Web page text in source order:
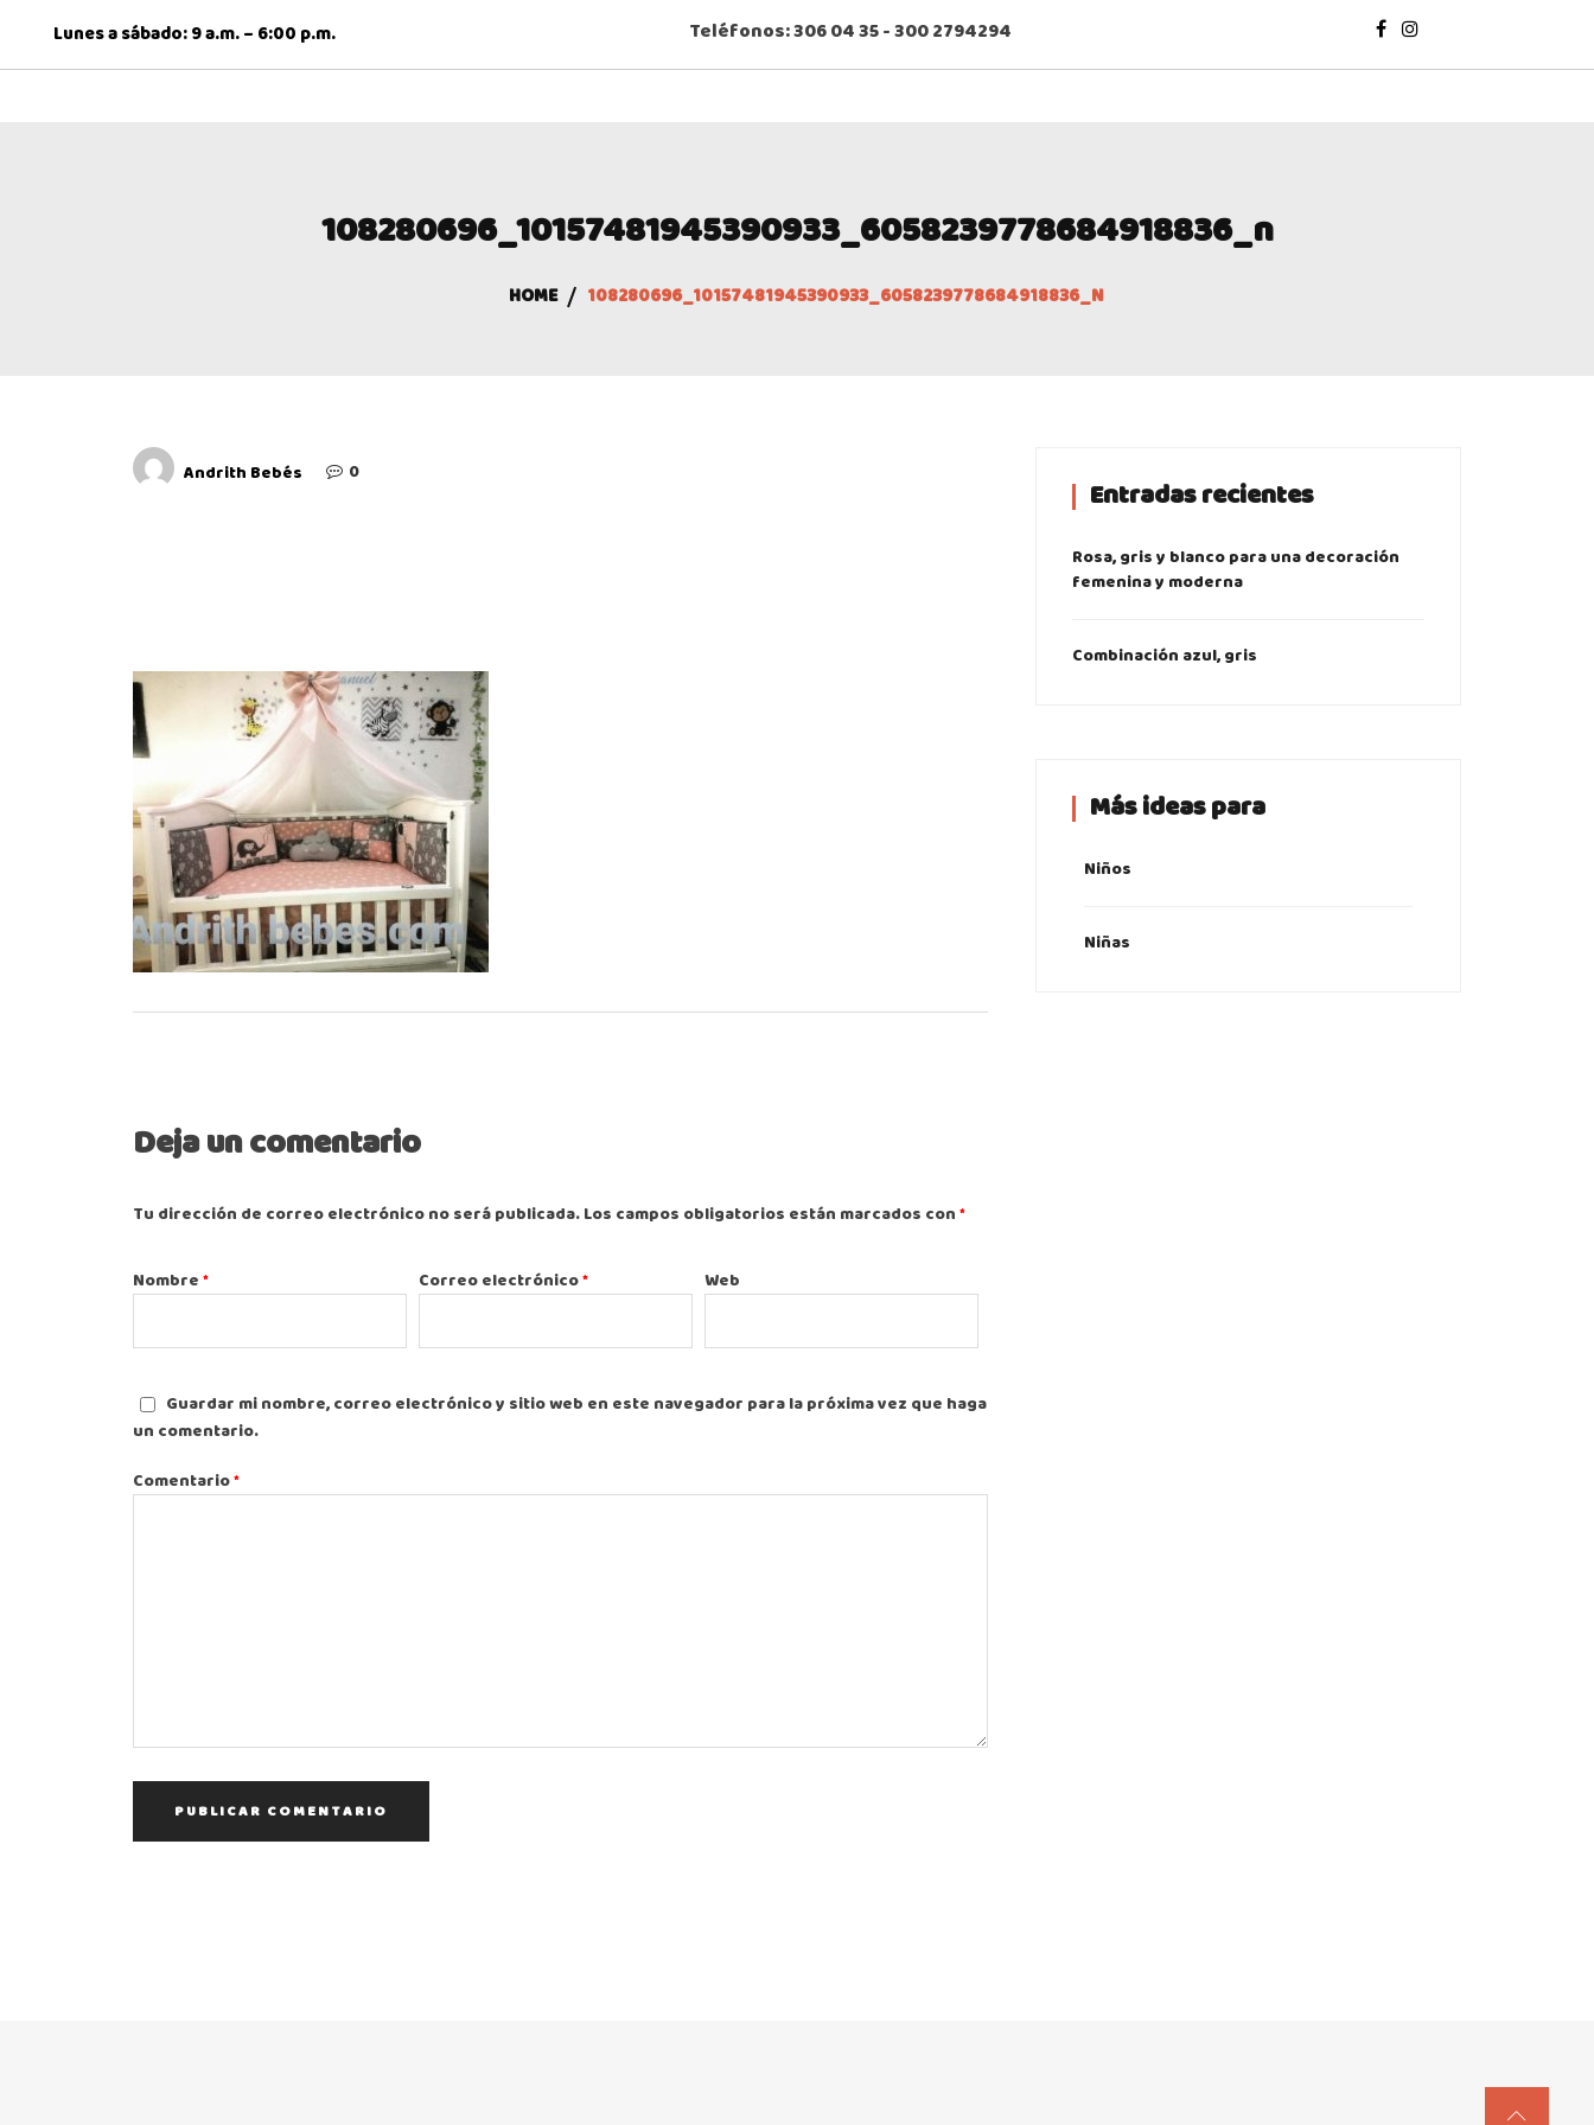
content
Lunes a sábado: 9 a.m. – 6:00 p.m. Teléfonos: 306 04 35 - 300 2794294
108280696_10157481945390933_6058239778684918836_n
HOME 108280696_10157481945390933_6058239778684918836_N
Andrith Bebés 0
Deja un comentario
Tu dirección de correo electrónico no será publicada.Los campos obligatorios están marcados con*
Nombre* Correo electrónico* Web
Guardar mi nombre, correo electrónico y sitio web en este navegador para la próxima vez que haga
un comentario.
Comentario*
Entradas recientes
Rosa, gris y blanco para una decoración
femenina y moderna
Combinación azul, gris
Más ideas para
Niños
Niñas